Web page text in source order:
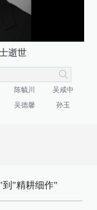
逝世
陈毓川
吴咸中
吴德馨 孙玉
到"精耕细作"